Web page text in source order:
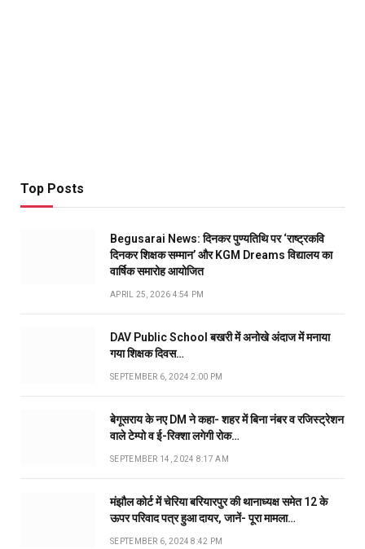
Top Posts
Begusarai News: दिनकर पुण्यतिथि पर ‘राष्ट्रकवि
दिनकर शिक्षक सम्मान’ और KGM Dreams विद्यालय का
वार्षिक समारोह आयोजित
APRIL 25, 2026 4:54 PM
DAV Public School बखरी में अनोखे अंदाज में मनाया
गया शिक्षक दिवस…
SEPTEMBER 6, 2024 2:00 PM
बेगूसराय के नए DM ने कहा- शहर में बिना नंबर व रजिस्ट्रेशन
वाले टेम्पो व ई-रिक्शा लगेगी रोक…
SEPTEMBER 14, 2024 8:17 AM
मंझौल कोर्ट में चेरिया बरियारपुर की थानाध्यक्ष समेत 12 के
ऊपर परिवाद पत्र हुआ दायर, जानें- पूरा मामला…
SEPTEMBER 6, 2024 8:42 PM